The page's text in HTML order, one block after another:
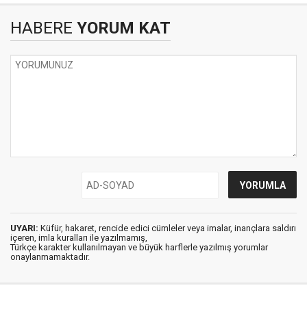
HABERE YORUM KAT
UYARI: Küfür, hakaret, rencide edici cümleler veya imalar, inançlara saldırı
içeren, imla kuralları ile yazılmamış,
Türkçe karakter kullanılmayan ve büyük harflerle yazılmış yorumlar
onaylanmamaktadır.